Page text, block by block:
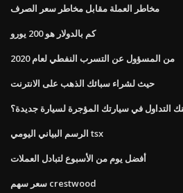
مخاطر العملة مقابل مخاطر سعر الصرف
كم بالدولار هو 200 يورو
من المسؤول عن التسرب النفطي لعام 2020
حيث لشراء سبائك الذهب على الانترنت
التداول في سيارتك المؤجرة لسيارة جديدة؟
الرسم البياني اليومي tsx
أفضل يوم من الأسبوع لتبادل العملات
سعر سهم crestwood